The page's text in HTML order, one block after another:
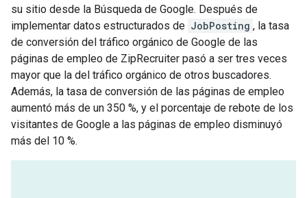
su sitio desde la Búsqueda de Google. Después de
implementar datos estructurados de JobPosting , la tasa
de conversión del tráfico orgánico de Google de las
páginas de empleo de ZipRecruiter pasó a ser tres veces
mayor que la del tráfico orgánico de otros buscadores.
Además, la tasa de conversión de las páginas de empleo
aumentó más de un 350 %, y el porcentaje de rebote de los
visitantes de Google a las páginas de empleo disminuyó
más del 10 %.